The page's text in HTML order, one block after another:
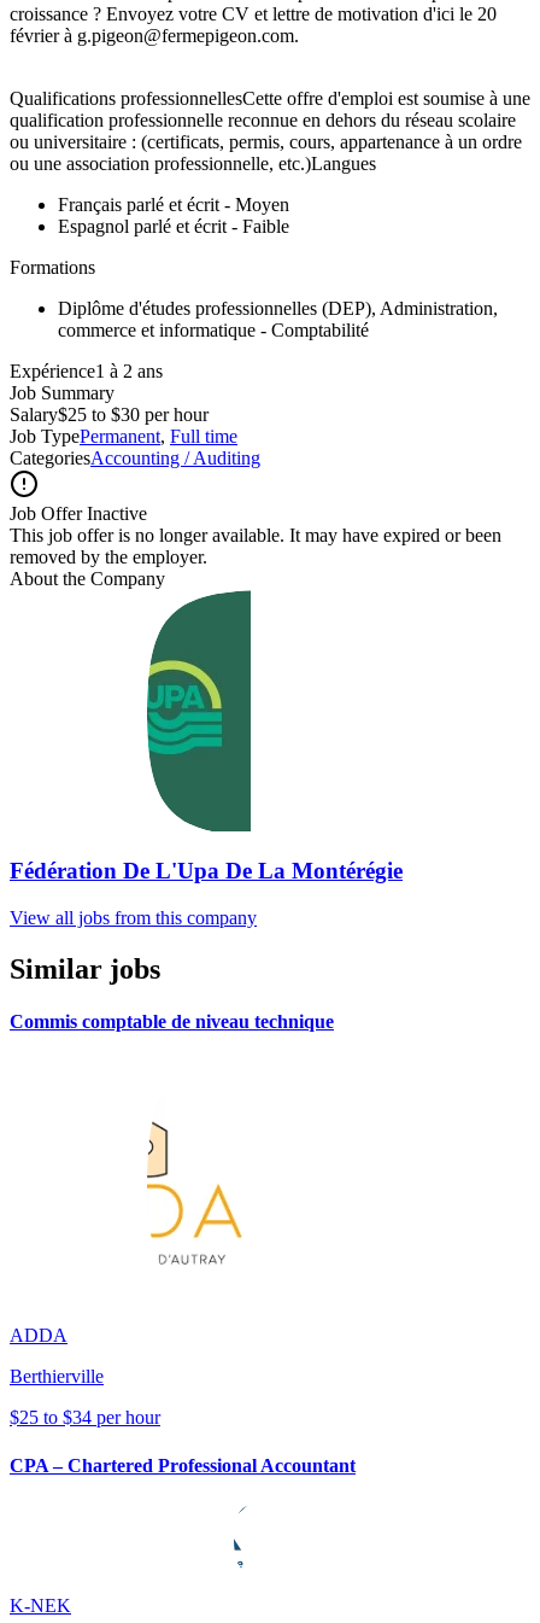
croissance ? Envoyez votre CV et lettre de motivation d'ici le 20
février à g.pigeon@fermepigeon.com.
Qualifications professionnellesCette offre d'emploi est soumise à une
qualification professionnelle reconnue en dehors du réseau scolaire
ou universitaire : (certificats, permis, cours, appartenance à un ordre
ou une association professionnelle, etc.)Langues
Français parlé et écrit - Moyen
Espagnol parlé et écrit - Faible
Formations
Diplôme d'études professionnelles (DEP), Administration,
commerce et informatique - Comptabilité
Expérience1 à 2 ans
Job Summary
Salary$25 to $30 per hour
Job TypePermanent, Full time
CategoriesAccounting / Auditing
Job Offer Inactive
This job offer is no longer available. It may have expired or been
removed by the employer.
About the Company
Fédération De L'Upa De La Montérégie
View all jobs from this company
Similar jobs
Commis comptable de niveau technique
ADDA
Berthierville
$25 to $34 per hour
CPA – Chartered Professional Accountant
K-NEK